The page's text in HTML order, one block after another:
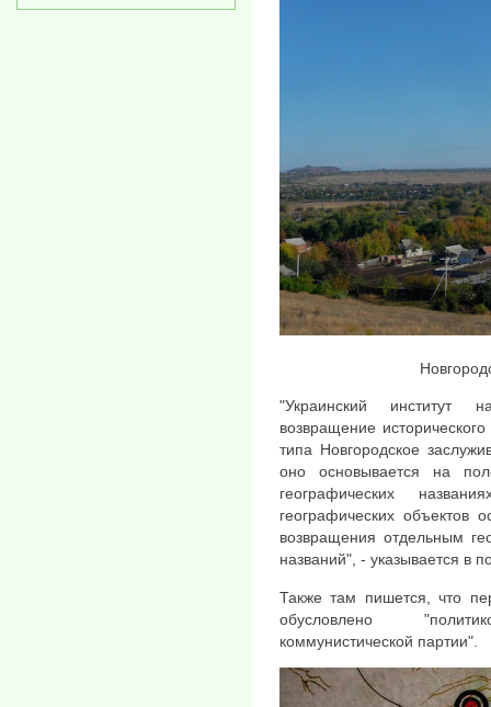
"Украинский институт
возвращение
типа Новгородское
оно основывается на
географических
географических объектов
возвращения отдельным
названий", - указывается в
Также там пишется, что
обусловлено
коммунистической партии".